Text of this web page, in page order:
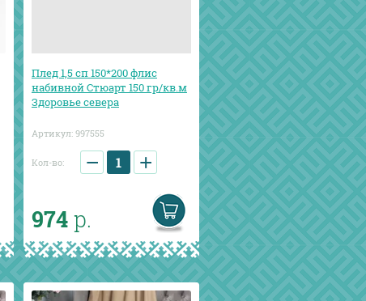
Плед 1,5 сп 150*200 флис
набивной Стюарт 150 гр/кв.м
Здоровье севера
Артикул: 997555
Кол-во: − +
974 р.